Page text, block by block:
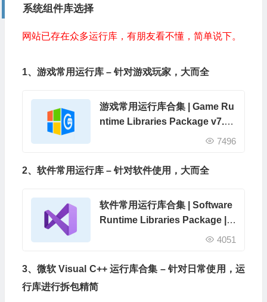
系统组件库选择
网站已存在众多运行库，有朋友看不懂，简单说下。
1、游戏常用运行库 – 针对游戏玩家，大而全
游戏常用运行库合集 | Game Ru
ntime Libraries Package v7.3.
7496
2、软件常用运行库 – 针对软件使用，大而全
软件常用运行库合集 | Software
Runtime Libraries Package | S
RLPackage v4.2.26.0513
4051
3、微软 Visual C++ 运行库合集 – 针对日常使用，运
行库进行拆包精简